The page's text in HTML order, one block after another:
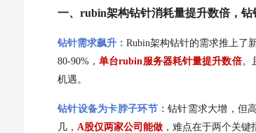
一、 rubin架构钻针消耗量提升数倍，
钻针需求飙升：Rubin架构钻针的需求推上了
80-90%，单台rubin服务器耗针量提升数倍。
机遇。
钻针设备为卡脖子环节：钻针需求大增，但
几， A股仅两家公司能做 ，难点在于两个关键